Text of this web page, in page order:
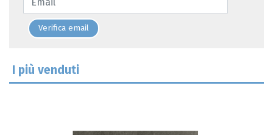
Verifica email
I più venduti